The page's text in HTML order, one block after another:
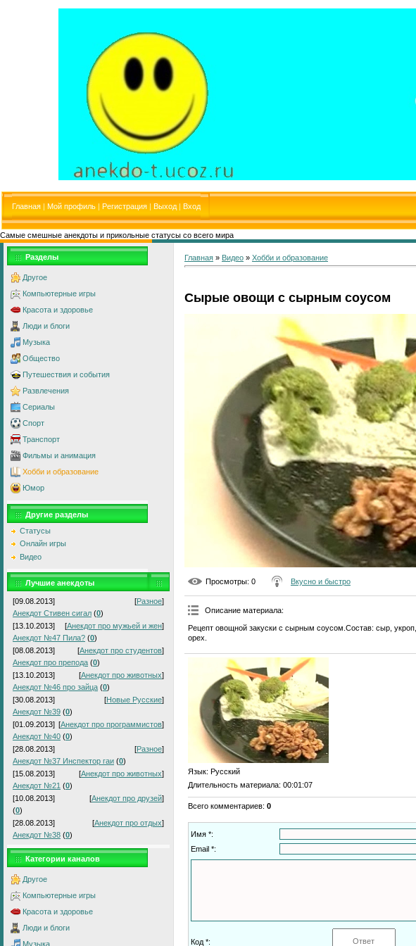
Главная | Мой профиль | Регистрация | Выход | Вход
Самые смешные анекдоты и прикольные статусы со всего мира
Разделы
Другое
Компьютерные игры
Красота и здоровье
Люди и блоги
Музыка
Общество
Путешествия и события
Развлечения
Сериалы
Спорт
Транспорт
Фильмы и анимация
Хобби и образование
Юмор
Другие разделы
Статусы
Онлайн игры
Видео
Лучшие анекдоты
[09.08.2013] [Разное]
Анекдот Стивен сигал (0)
[13.10.2013]
[Анекдот про мужьей и жен]
Анекдот №47 Пила? (0)
[08.08.2013]
[Анекдот про студентов]
Анекдот про препода (0)
[13.10.2013]
[Анекдот про животных]
Анекдот №46 про зайца (0)
[30.08.2013]
[Новые Русские]
Анекдот №39 (0)
[01.09.2013] [Анекдот про программистов]
Анекдот №40 (0)
[28.08.2013]
[Разное]
Анекдот №37 Инспектор гаи (0)
[15.08.2013]
[Анекдот про животных]
Анекдот №21 (0)
[10.08.2013]
[Анекдот про друзей]
(0)
[28.08.2013]
[Анекдот про отдых]
Анекдот №38 (0)
Категории каналов
Другое
Компьютерные игры
Красота и здоровье
Люди и блоги
Музыка
Главная » Видео » Хобби и образование
Сырые овощи с сырным соусом
Просмотры: 0 Вкусно и быстро
Описание материала:
Рецепт овощной закуски с сырным соусом.Состав: сыр,
орех.
Язык: Русский
Длительность материала: 00:01:07
Всего комментариев: 0
Имя *:
Email *:
Код *: